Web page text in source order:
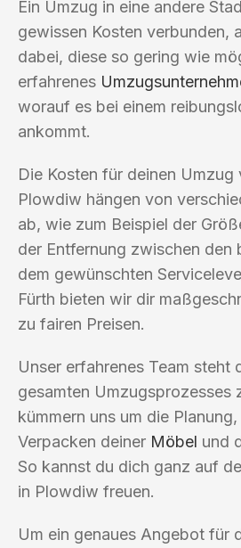
Ein Umzug in eine andere
gewissen Kosten verbunden,
dabei, diese so gering wie
erfahrenes
worauf es bei einem
ankommt.
Die Kosten für deinen Umzug
Plowdiw hängen von
ab, wie zum Beispiel der
der Entfernung zwischen den
dem gewünschten
Fürth bieten wir dir
zu fairen Preisen.
Unser erfahrenes Team steht
gesamten Umzugsprozesses
kümmern uns um die
Verpacken deiner Möbel und
So kannst du dich ganz auf
in Plowdiw freuen.
Um ein genaues Angebot für